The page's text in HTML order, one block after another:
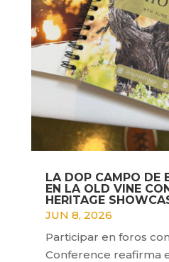
LA DOP CAMPO DE
EN LA OLD VINE
HERITAGE
JUN 8, 2026
Participar en foros
Conference reafirma